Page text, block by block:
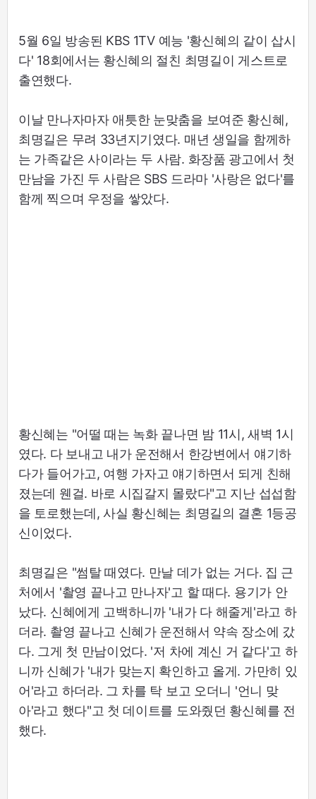
5월 6일 방송된 KBS 1TV 예능 '황신혜의 같이 삽시
다' 18회에서는 황신혜의 절친 최명길이 게스트로
출연했다.
이날 만나자마자 애틋한 눈맞춤을 보여준 황신혜,
최명길은 무려 33년지기였다. 매년 생일을 함께하
는 가족같은 사이라는 두 사람. 화장품 광고에서 첫
만남을 가진 두 사람은 SBS 드라마 '사랑은 없다'를
함께 찍으며 우정을 쌓았다.
황신혜는 "어떨 때는 녹화 끝나면 밤 11시, 새벽 1시
였다. 다 보내고 내가 운전해서 한강변에서 얘기하
다가 들어가고, 여행 가자고 얘기하면서 되게 친해
졌는데 웬걸. 바로 시집갈지 몰랐다"고 지난 섭섭함
을 토로했는데, 사실 황신혜는 최명길의 결혼 1등공
신이었다.
최명길은 "썸탈 때였다. 만날 데가 없는 거다. 집 근
처에서 '촬영 끝나고 만나자'고 할 때다. 용기가 안
났다. 신혜에게 고백하니까 '내가 다 해줄게'라고 하
더라. 촬영 끝나고 신혜가 운전해서 약속 장소에 갔
다. 그게 첫 만남이었다. '저 차에 계신 거 같다'고 하
니까 신혜가 '내가 맞는지 확인하고 올게. 가만히 있
어'라고 하더라. 그 차를 탁 보고 오더니 '언니 맞
아'라고 했다"고 첫 데이트를 도와줬던 황신혜를 전
했다.